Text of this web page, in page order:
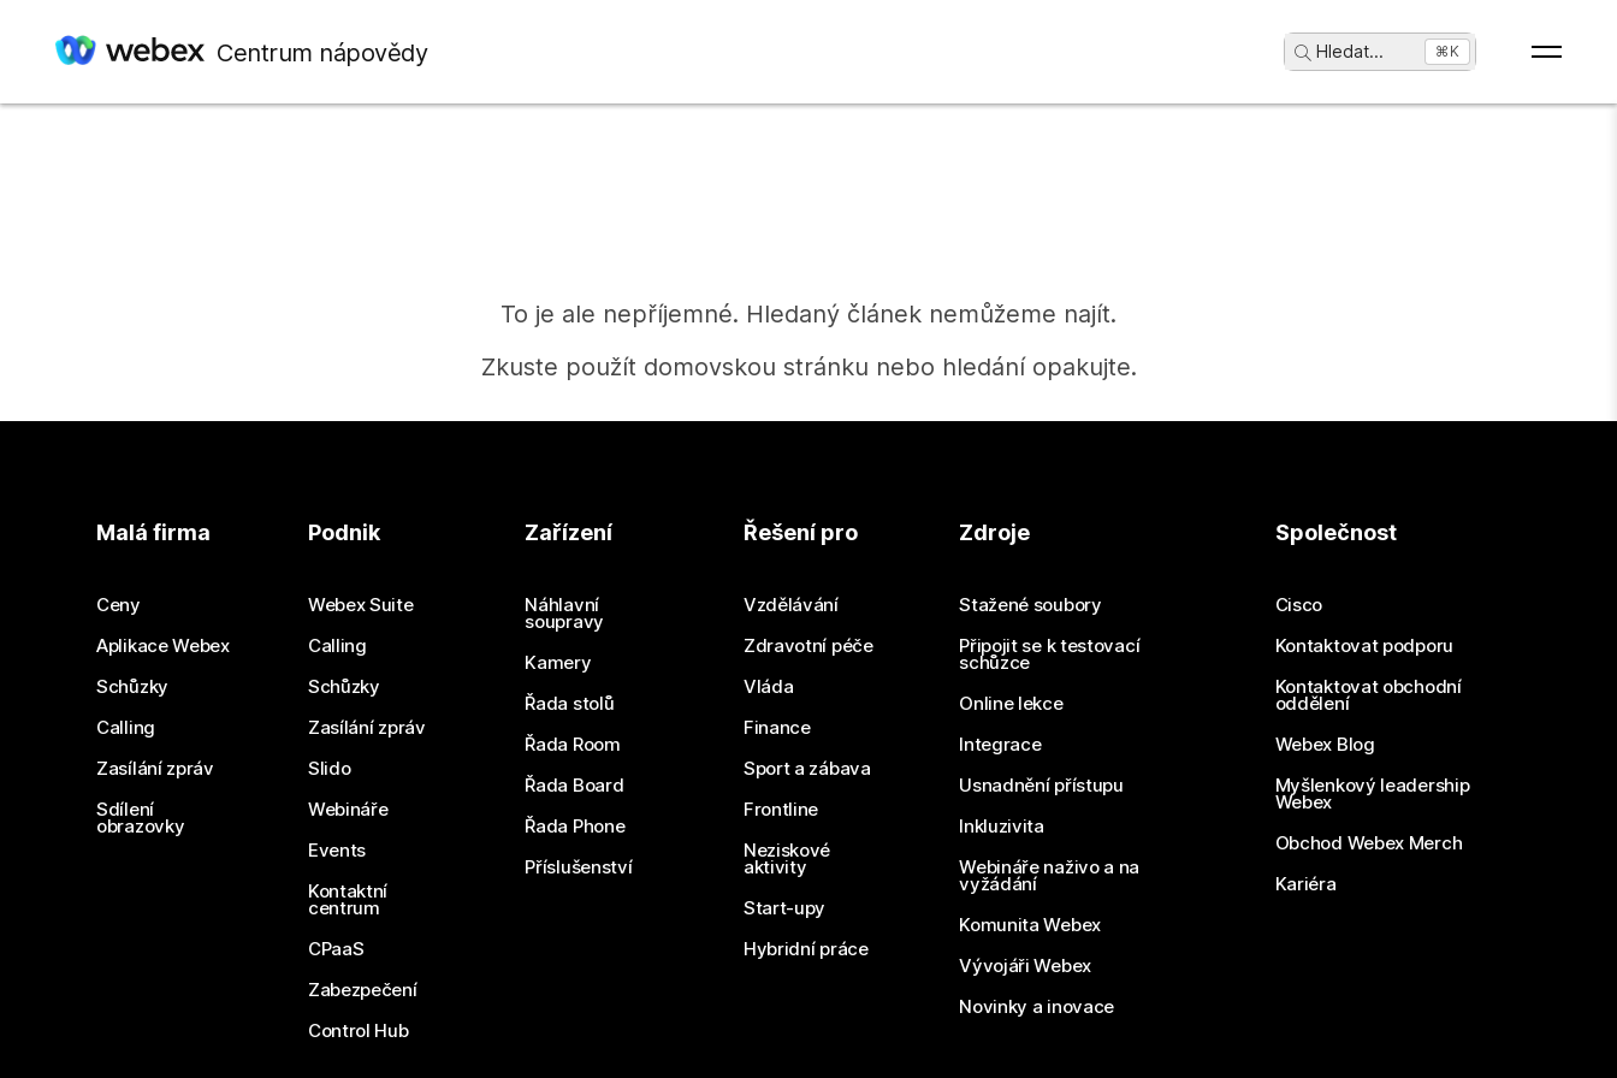
Centrum nápovědy Hledat... ⌘K
To je ale nepříjemné. Hledaný článek nemůžeme najít.
Zkuste použít domovskou stránku nebo hledání opakujte.
Potřebujete získat odpověď?
Odešlete dotaz
Malá firma
Ceny
Aplikace Webex
Schůzky
Calling
Zasílání zpráv
Sdílení
obrazovky
Podnik
Webex Suite
Calling
Schůzky
Zasílání zpráv
Slido
Webináře
Events
Kontaktní
centrum
CPaaS
Zabezpečení
Control Hub
Zařízení
Náhlavní
soupravy
Kamery
Řada stolů
Řada Room
Řada Board
Řada Phone
Příslušenství
Řešení pro
Vzdělávání
Zdravotní péče
Vláda
Finance
Sport a zábava
Frontline
Neziskové
aktivity
Start-upy
Hybridní práce
Zdroje
Stažené soubory
Připojit se k testovací
schůzce
Online lekce
Integrace
Usnadnění přístupu
Inkluzivita
Webináře naživo a na
vyžádání
Komunita Webex
Vývojáři Webex
Novinky a inovace
Společnost
Cisco
Kontaktovat podporu
Kontaktovat obchodní
oddělení
Webex Blog
Myšlenkový leadership
Webex
Obchod Webex Merch
Kariéra